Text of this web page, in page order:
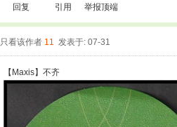
回复 引用 举报顶端
只看该作者 11 发表于: 07-31
【Maxis】不齐